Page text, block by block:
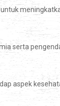
serta
aspek